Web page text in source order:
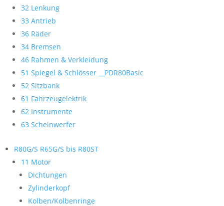
32 Lenkung
33 Antrieb
36 Räder
34 Bremsen
46 Rahmen & Verkleidung
51 Spiegel & Schlösser __PDR80Basic
52 Sitzbank
61 Fahrzeugelektrik
62 Instrumente
63 Scheinwerfer
R80G/S R65G/S bis R80ST
11 Motor
Dichtungen
Zylinderkopf
Kolben/Kolbenringe